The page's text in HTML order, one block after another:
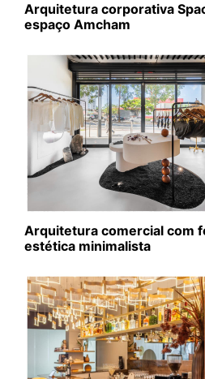
Arquitetura corporativa
espaço Amcham
Arquitetura comercial com
estética minimalista